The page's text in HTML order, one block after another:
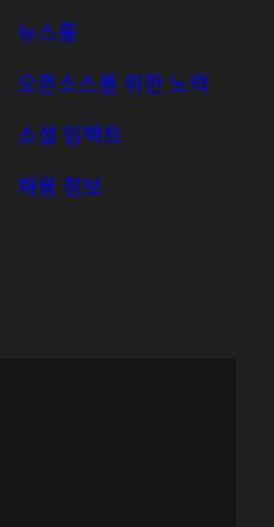
야에서 전문성은 물론
제공합니다.
뉴스룸
오픈소스를 위한 노력